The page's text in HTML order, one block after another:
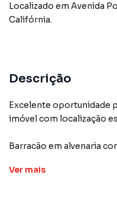
Localizado em Avenida
Califórnia.
Descrição
Excelente oportunidade
imóvel com localização
Barracão em alvenaria
m², localizado na Avenida
Ver mais